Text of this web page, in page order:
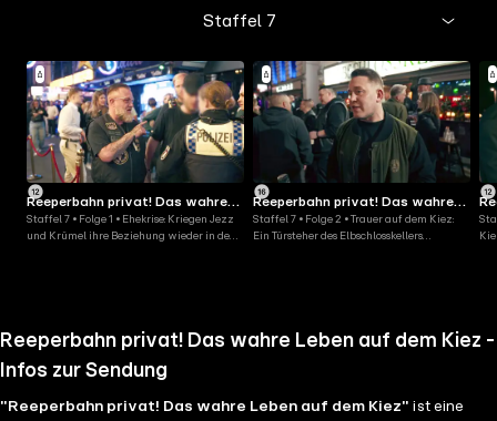
Staffel 7
Reeperbahn privat! Das wahre
Leben auf dem Kiez
Staffel 7 • Folge 1 • Ehekrise: Kriegen Jezz
und Krümel ihre Beziehung wieder in den
Reeperbahn privat! Das wahre
Leben auf dem Kiez
Staffel 7 • Folge 2 • Trauer auf dem Kiez:
Ein Türsteher des Elbschlosskellers
Reeperbahn privat! Das wahre Leben auf dem Kiez -
Infos zur Sendung
"Reeperbahn privat! Das wahre Leben auf dem Kiez" ist eine